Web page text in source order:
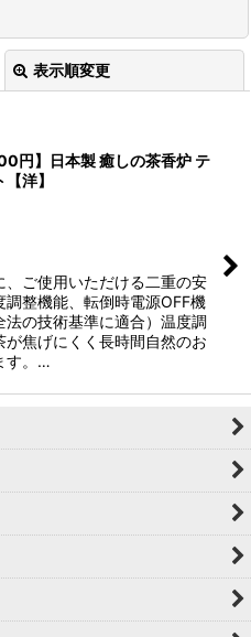
表示順変更
円】日本製 癒しの茶香炉 テ
洋】
、ご使用いただける二重の安
調整機能、転倒時電源OFF機
法の技術基準に適合）温度調
が焦げにくく長時間自然のお
す。…